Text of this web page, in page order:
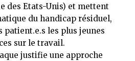
des Etats-Unis) et mettent
du handicap résiduel,
patient.e.s les plus jeunes
sur le travail.
justifie une approche